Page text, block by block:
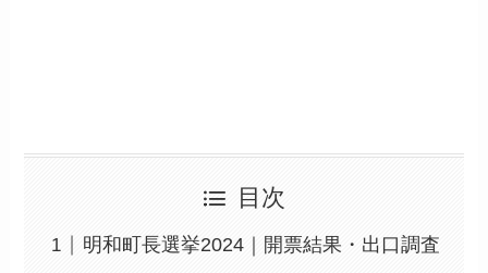
目次
明和町長選挙2024｜開票結果・出口調査